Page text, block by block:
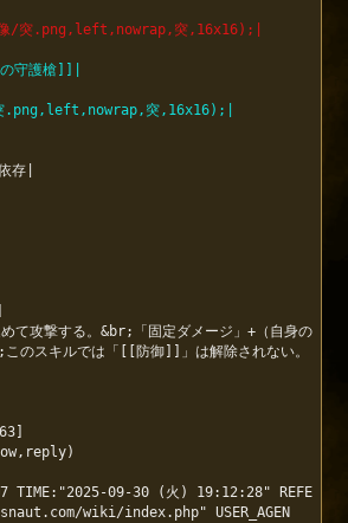
像/突.png,left,nowrap,突,16x16);|
守護槍]]|
.png,left,nowrap,突,16x16);|
て攻撃する。&br;「固定ダメージ」+（自身の
のスキルでは「[[防御]]」は解除されない。
TIME:"2025-09-30 (火) 19:12:28" REFE
wiki/index.php" USER_AGEN